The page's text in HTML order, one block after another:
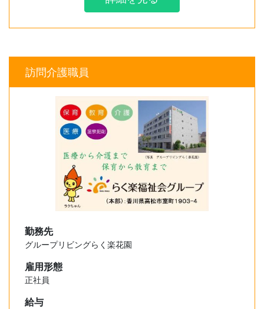
訪問介護職員
勤務先
グループリビングらく楽花園
雇用形態
正社員
給与